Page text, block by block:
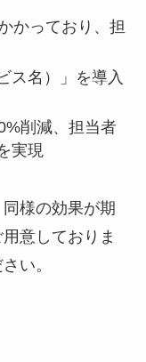
かっており、担
ス名）」を導入
削減、担当者
実現
様の効果が期
意しておりま
い。